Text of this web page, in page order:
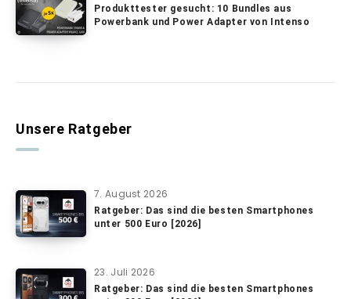
Produkttester gesucht: 10 Bundles aus
Powerbank und Power Adapter von Intenso
Unsere Ratgeber
7. August 2026
Ratgeber: Das sind die besten Smartphones
unter 500 Euro [2026]
23. Juli 2026
Ratgeber: Das sind die besten Smartphones